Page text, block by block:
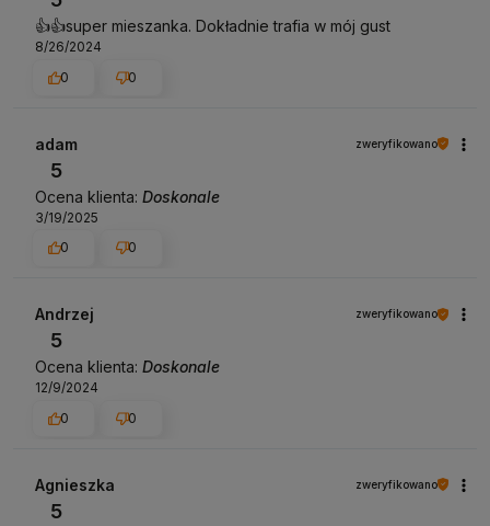
👍️👍️super mieszanka. Dokładnie trafia w mój gust
8/26/2024
0
0
adam zweryfikowano
5
Ocena klienta: Doskonale
3/19/2025
0
0
Andrzej zweryfikowano
5
Ocena klienta: Doskonale
12/9/2024
0
0
Agnieszka zweryfikowano
5